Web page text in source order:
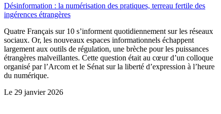
Désinformation : la numérisation des pratiques, terreau fertile des
ingérences étrangères
Quatre Français sur 10 s’informent quotidiennement sur les réseaux
sociaux. Or, les nouveaux espaces informationnels échappent
largement aux outils de régulation, une brèche pour les puissances
étrangères malveillantes. Cette question était au cœur d’un colloque
organisé par l’Arcom et le Sénat sur la liberté d’expression à l’heure
du numérique.
Le 29 janvier 2026